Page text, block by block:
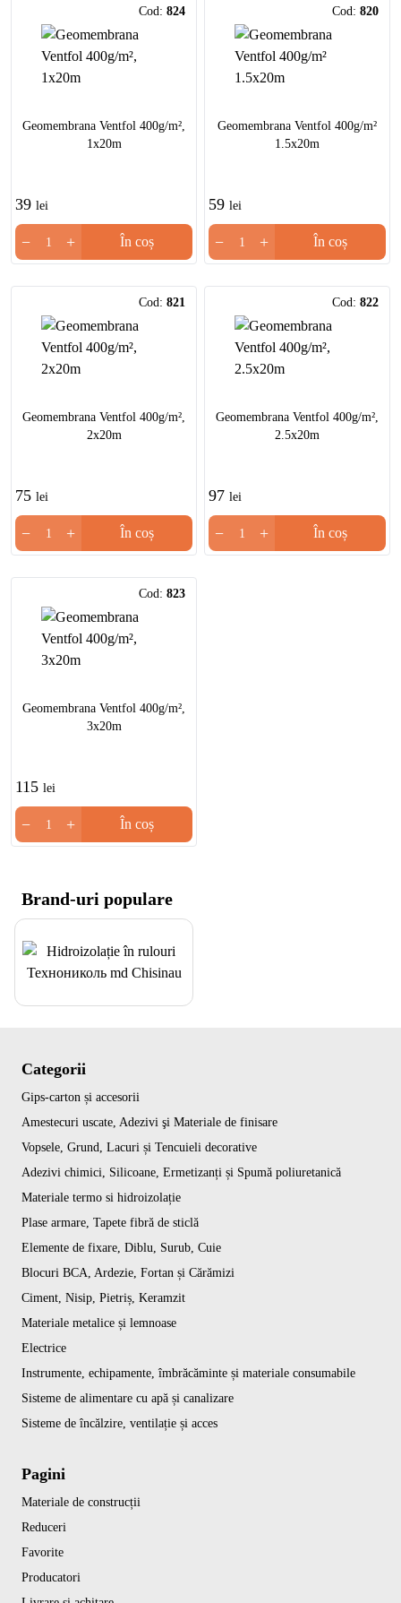
Cod: 824
Geomembrana Ventfol 400g/m²,
1x20m
39 lei
− + În coș
Cod: 820
Geomembrana Ventfol 400g/m²
1.5x20m
59 lei
− + În coș
Cod: 821
Geomembrana Ventfol 400g/m²,
2x20m
75 lei
− + În coș
Cod: 822
Geomembrana Ventfol 400g/m²,
2.5x20m
97 lei
− + În coș
Cod: 823
Geomembrana Ventfol 400g/m²,
3x20m
115 lei
− + În coș
Brand-uri populare
Categorii
Gips-carton și accesorii
Amestecuri uscate, Adezivi şi Materiale de finisare
Vopsele, Grund, Lacuri și Tencuieli decorative
Adezivi chimici, Silicoane, Ermetizanți și Spumă poliuretanică
Materiale termo si hidroizolație
Plase armare, Tapete fibră de sticlă
Elemente de fixare, Diblu, Surub, Cuie
Blocuri BCA, Ardezie, Fortan și Cărămizi
Ciment, Nisip, Pietriș, Keramzit
Materiale metalice și lemnoase
Electrice
Instrumente, echipamente, îmbrăcăminte și materiale consumabile
Sisteme de alimentare cu apă și canalizare
Sisteme de încălzire, ventilație și acces
Pagini
Materiale de construcții
Reduceri
Favorite
Producatori